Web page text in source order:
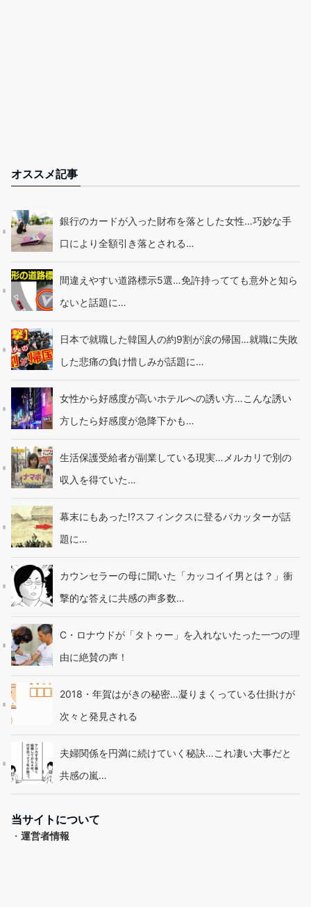
オススメ記事
銀行のカードが入った財布を落とした女性…巧妙な手
口により全額引き落とされる…
間違えやすい道路標示5選…免許持ってても意外と知ら
ないと話題に…
日本で就職した韓国人の約9割が涙の帰国…就職に失敗
した悲痛の負け惜しみが話題に…
女性から好感度が高いホテルへの誘い方…こんな誘い
方したら好感度が急降下かも…
生活保護受給者が副業している現実…メルカリで別の
収入を得ていた…
幕末にもあった!?スフィンクスに登るバカッターが話
題に…
カウンセラーの母に聞いた「カッコイイ男とは？」衝
撃的な答えに共感の声多数…
C・ロナウドが「タトゥー」を入れないたった一つの理
由に絶賛の声！
2018・年賀はがきの秘密…凝りまくっている仕掛けが
次々と発見される
夫婦関係を円満に続けていく秘訣…これ凄い大事だと
共感の嵐…
当サイトについて
・ 運営者情報